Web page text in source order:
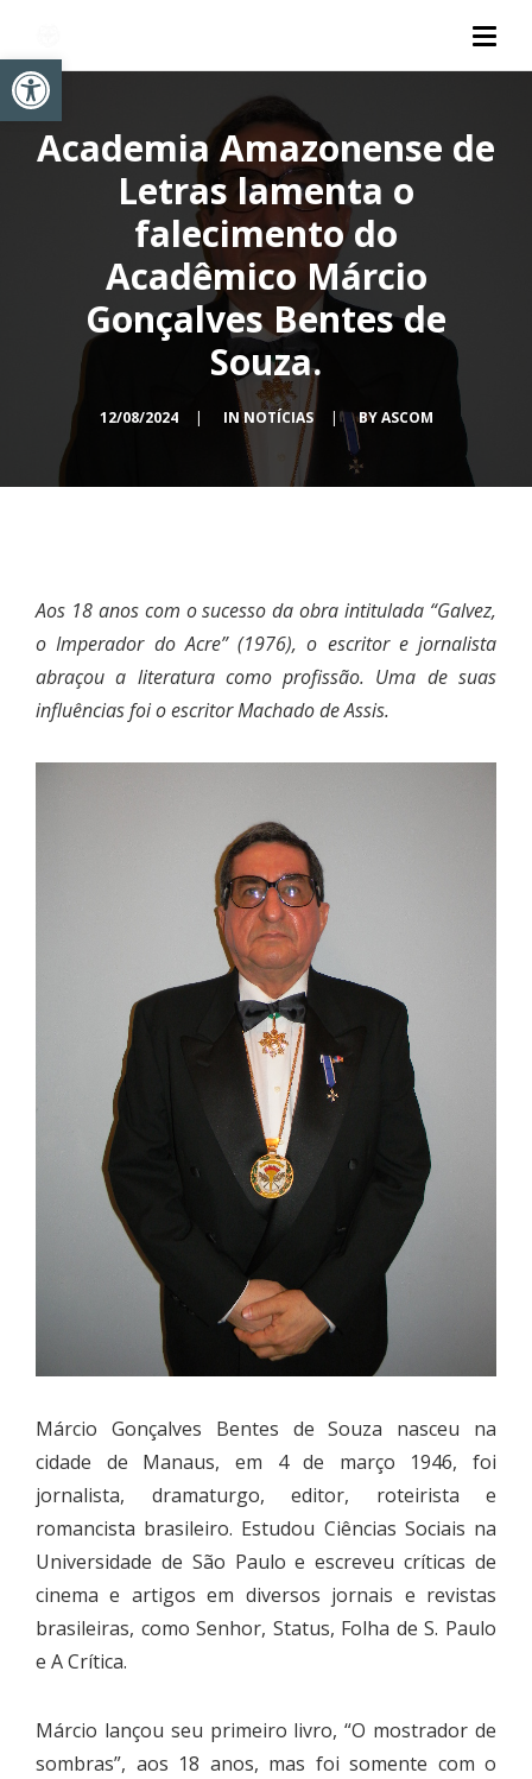
Abrir a barra de ferramentas
Academia Amazonense de
Letras lamenta o
falecimento do
Acadêmico Márcio
Gonçalves Bentes de
Souza.
12/08/2024 | INNOTÍCIAS | BYASCOM
Aos 18 anos com o sucesso da obra intitulada “Galvez,
o Imperador do Acre” (1976), o escritor e jornalista
abraçou a literatura como profissão. Uma de suas
influências foi o escritor Machado de Assis.
Márcio Gonçalves Bentes de Souza nasceu na
cidade de Manaus, em 4 de março 1946, foi
jornalista, dramaturgo, editor, roteirista e
romancista brasileiro. Estudou Ciências Sociais na
Universidade de São Paulo e escreveu críticas de
cinema e artigos em diversos jornais e revistas
brasileiras, como Senhor, Status, Folha de S. Paulo
e A Crítica.
Márcio lançou seu primeiro livro, “O mostrador de
sombras”, aos 18 anos, mas foi somente com o